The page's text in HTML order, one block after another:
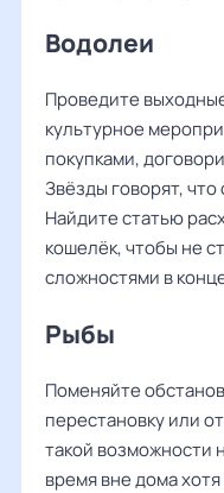
Водолеи
Проведите
культурное
покупками,
Звёзды говорят,
Найдите статью
кошелёк, чтобы не
сложностями в
Рыбы
Поменяйте
перестановку или
такой возможности
время вне дома